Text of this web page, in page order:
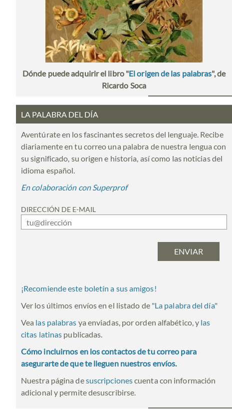
Dónde puede adquirir el libro "El origen de las palabras", de
Ricardo Soca
LA PALABRA DEL DÍA
Aventúrate en los fascinantes secretos del lenguaje. Recibe
diariamente en tu correo una palabra de nuestra lengua con
su significado, su origen e historia, así como las noticias del
idioma español.
En colaboración con Superprof
DIRECCIÓN DE E-MAIL
¡Recomiende este boletín a sus amigos!
Ver los últimos envíos en el listado de "La palabra del día"
Vea las palabras ya enviadas, por orden alfabético, y las
citas latinas publicadas.
Cómo incluirnos en los contactos de tu correo para
asegurarte de que te lleguen nuestros envíos.
Nuestra página desuscripcionescuenta con información
adicional y permite desuscribirse.